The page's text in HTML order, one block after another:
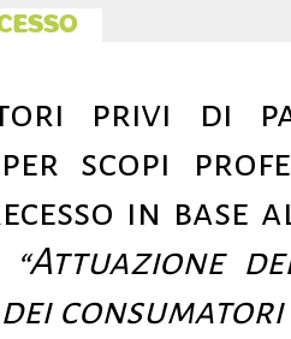
privi di
scopi
in base
“Attuazione